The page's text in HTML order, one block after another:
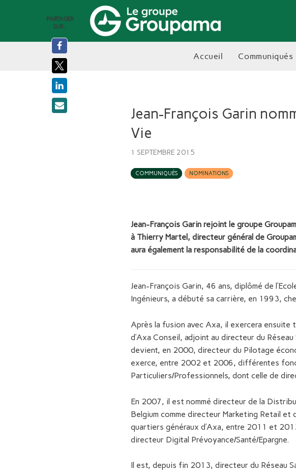
accueil communiqués
Jean-François Garin
Vie
1 SEPTEMBRE 2015
COMMUNIQUÉS NOMINATIONS
PARTAGER
SUR :
Jean-François Garin rejoint le groupe
à Thierry Martel, directeur général de
aura également la responsabilité de la
Jean-François Garin, 46 ans, diplômé de
Ingénieurs, a débuté sa carrière, en 1993,
Après la fusion avec Axa, il exercera ensuite
d’Axa Conseil, adjoint au directeur du
devient, en 2000, directeur du Pilotage
exerce, entre 2002 et 2006, différentes
Particuliers/Professionnels, dont celle de
En 2007, il est nommé directeur de la
Belgium comme directeur Marketing Retail
quartiers généraux d’Axa, entre 2011 et
directeur Digital Prévoyance/Santé/Epargne.
Il est, depuis fin 2013, directeur du Réseau